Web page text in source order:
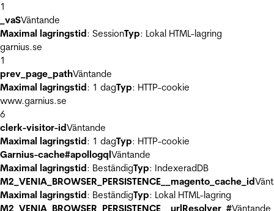
1
_vaSVäntande
Maximal lagringstid: SessionTyp: Lokal HTML-lagring
garnius.se
1
prev_page_pathVäntande
Maximal lagringstid: 1 dagTyp: HTTP-cookie
www.garnius.se
6
clerk-visitor-idVäntande
Maximal lagringstid: 1 dagTyp: HTTP-cookie
Garnius-cache#apollogqlVäntande
Maximal lagringstid: BeständigTyp: IndexeradDB
M2_VENIA_BROWSER_PERSISTENCE__magento_cache_id
Maximal lagringstid: BeständigTyp: Lokal HTML-lagring
M2_VENIA_BROWSER_PERSISTENCE__urlResolver_#Väntande